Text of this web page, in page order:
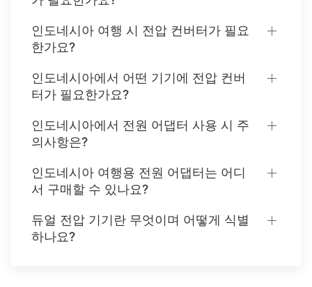
인도네시아 여행 시 전압 컨버터가 필요
한가요?
인도네시아에서 어떤 기기에 전압 컨버
터가 필요한가요?
인도네시아에서 전원 어댑터 사용 시 주
의사항은?
인도네시아 여행용 전원 어댑터는 어디
서 구매할 수 있나요?
듀얼 전압 기기란 무엇이며 어떻게 식별
하나요?